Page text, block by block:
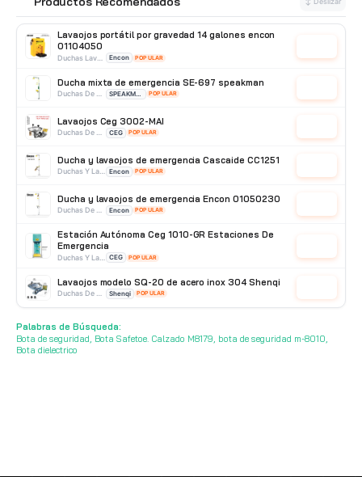
acero GX
Botín Punta de Acero GX
Lavaojos portátil por gravedad 14 galones encon
01104050
Encon POPULAR
Ducha mixta de emergencia SE-697 speakman
POPULAR
Lavaojos Ceg 3002-MAI
CEG POPULAR
Ducha y lavaojos de emergencia Cascaide CC1251
Encon POPULAR
Ducha y lavaojos de emergencia Encon 01050230
Encon POPULAR
Estación Autónoma Ceg 1010-GR Estaciones De
Emergencia
CEG POPULAR
Lavaojos modelo SQ-20 de acero inox 304 Shenqi
Shenqi POPULAR
Lavaojos 01030401 encon
Duchas Y Lavaojos Encon
Palabras de Búsqueda:
Bota de seguridad, Bota Safetoe. Calzado M8179, bota de seguridad m-8010,
Bota dielectrico